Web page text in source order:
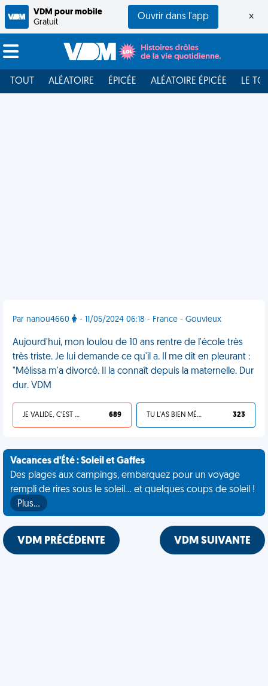
VDM pour mobile
Gratuit
Ouvrir dans l'app ×
TOUT ALÉATOIRE ÉPICÉE ALÉATOIRE ÉPICÉE LE
Par nanou4660 - 11/05/2024 06:18 - France - Gouvieux
Aujourd'hui, mon loulou de 10 ans rentre de l'école très
très triste. Je lui demande ce qu'il a. Il me dit en pleurant :
"Mélissa m'a divorcé. Il la connaît depuis la maternelle. Dur
dur. VDM
JE VALIDE, C'EST UNE VDM 689 TU L'AS BIEN MÉRITÉ 323
Vacances d'Été : Soleil et Gaffes
Des plages aux campings, embarquez pour un voyage
rempli de rires sous le soleil... et quelques coups de soleil !
Plus…
VDM PRÉCÉDENTE VDM SUIVANTE